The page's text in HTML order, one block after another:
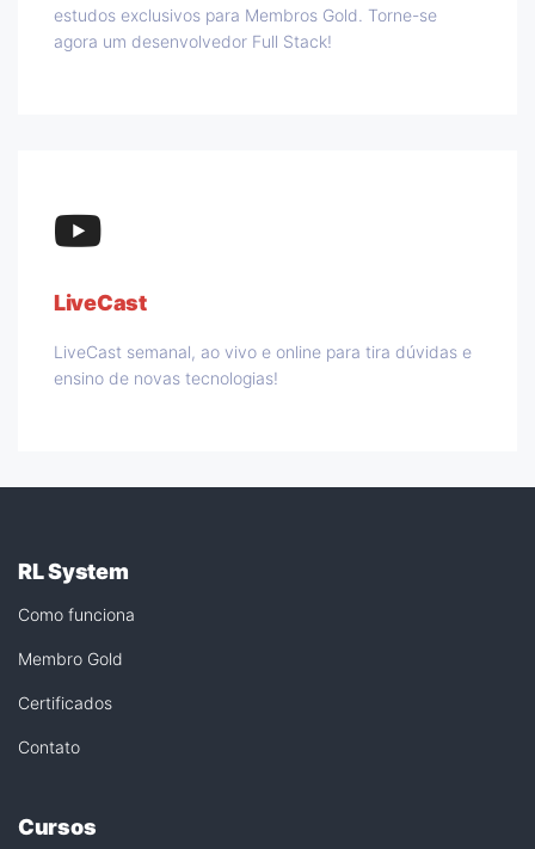
estudos exclusivos para Membros Gold. Torne-se
agora um desenvolvedor Full Stack!
LiveCast
LiveCast semanal, ao vivo e online para tira dúvidas e
ensino de novas tecnologias!
RL System
Como funciona
Membro Gold
Certificados
Contato
Cursos